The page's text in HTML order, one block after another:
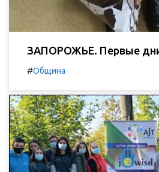
ЗАПОРОЖЬЕ. Первые
#Община